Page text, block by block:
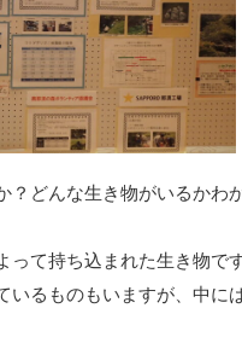
どんな生き物がいるかわ
て持ち込まれた生き物です
いるものもいますが、中